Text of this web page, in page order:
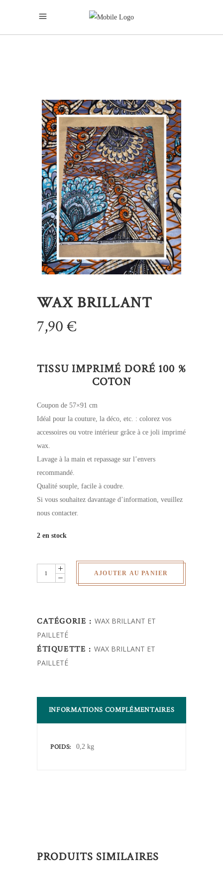
WAX BRILLANT
7,90€
TISSU IMPRIMÉ DORÉ 100 %
COTON
Coupon de 57×91 cm
Idéal pour la couture, la déco, etc. : colorez vos
accessoires ou votre intérieur grâce à ce joli imprimé
wax.
Lavage à la main et repassage sur l’envers
recommandé.
Qualité souple, facile à coudre.
Si vous souhaitez davantage d’information, veuillez
nous contacter.
2 en stock
wax
brillant
AJOUTER AU PANIER
CATÉGORIE :WAX BRILLANT ET
PAILLETÉ
ÉTIQUETTE :WAX BRILLANT ET
PAILLETÉ
INFORMATIONS COMPLÉMENTAIRES
POIDS 0,2 kg
PRODUITS SIMILAIRES